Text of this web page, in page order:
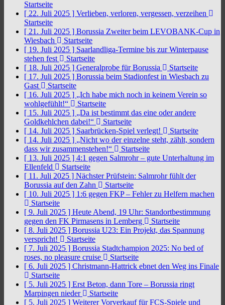
Startseite
[ 22. Juli 2025 ] Verlieben, verloren, vergessen, verzeihen
Startseite
[ 21. Juli 2025 ] Borussia Zweiter beim LEVOBANK-Cup in
Wiesbach
Startseite
[ 19. Juli 2025 ] Saarlandliga-Termine bis zur Winterpause
stehen fest
Startseite
[ 18. Juli 2025 ] Generalprobe für Borussia
Startseite
[ 17. Juli 2025 ] Borussia beim Stadionfest in Wiesbach zu
Gast
Startseite
[ 16. Juli 2025 ] „Ich habe mich noch in keinem Verein so
wohlgefühlt!“
Startseite
[ 15. Juli 2025 ] „Da ist bestimmt das eine oder andere
Goldkehlchen dabei!“
Startseite
[ 14. Juli 2025 ] Saarbrücken-Spiel verlegt!
Startseite
[ 14. Juli 2025 ] „Nicht wo der einzelne steht, zählt, sondern
dass wir zusammenstehen!“
Startseite
[ 13. Juli 2025 ] 4:1 gegen Salmrohr – gute Unterhaltung im
Ellenfeld
Startseite
[ 11. Juli 2025 ] Nächster Prüfstein: Salmrohr fühlt der
Borussia auf den Zahn
Startseite
[ 10. Juli 2025 ] 1:6 gegen FKP – Fehler zu Helfern machen
Startseite
[ 9. Juli 2025 ] Heute Abend, 19 Uhr: Standortbestimmung
gegen den FK Pirmasens in Lemberg
Startseite
[ 8. Juli 2025 ] Borussia U23: Ein Projekt, das Spannung
verspricht!
Startseite
[ 7. Juli 2025 ] Borussia Stadtchampion 2025: No bed of
roses, no pleasure cruise
Startseite
[ 6. Juli 2025 ] Christmann-Hattrick ebnet den Weg ins Finale
Startseite
[ 5. Juli 2025 ] Erst Beton, dann Tore – Borussia ringt
Marpingen nieder
Startseite
[ 5. Juli 2025 ] Weiterer Vorverkauf für FCS-Spiele und